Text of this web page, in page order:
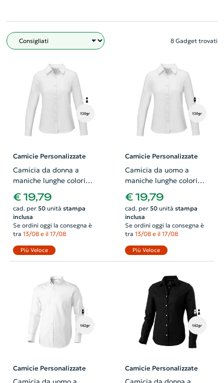
Filtro 8 Gadget trovati
Camicie Personalizzate
Camicia da donna a
maniche lunghe colori
assortiti taglio sfiancato
in cotone e poliestere
130gr
€ 19,79
cad. per 50unità stampa
inclusa
Se ordini oggi la consegna è
tra 13/08 e il 17/08
Più Veloce
Camicie Personalizzate
Camicia da uomo a
maniche lunghe colori
assortiti colletto button
down in cotone e
poliestere 130gr
€ 19,79
cad. per 50unità stampa
inclusa
Se ordini oggi la consegna è
tra 13/08 e il 17/08
Più Veloce
Camicie Personalizzate Camicie Personalizzate